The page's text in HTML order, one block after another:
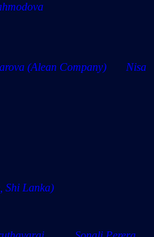
Leyla Mahmodova
(Alean Company) Nisa
Shi Lanka)